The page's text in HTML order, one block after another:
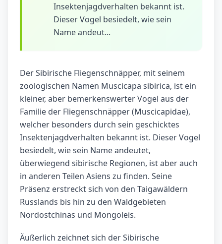
Insektenjagdverhalten bekannt ist.
Dieser Vogel besiedelt, wie sein
Name andeut...
Der Sibirische Fliegenschnäpper, mit seinem
zoologischen Namen Muscicapa sibirica, ist ein
kleiner, aber bemerkenswerter Vogel aus der
Familie der Fliegenschnäpper (Muscicapidae),
welcher besonders durch sein geschicktes
Insektenjagdverhalten bekannt ist. Dieser Vogel
besiedelt, wie sein Name andeutet,
überwiegend sibirische Regionen, ist aber auch
in anderen Teilen Asiens zu finden. Seine
Präsenz erstreckt sich von den Taigawäldern
Russlands bis hin zu den Waldgebieten
Nordostchinas und Mongoleis.
Äußerlich zeichnet sich der Sibirische